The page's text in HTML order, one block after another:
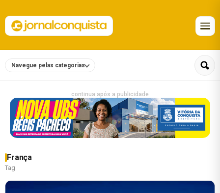
Navegue pelas categorias
continua após a publicidade
França
Tag